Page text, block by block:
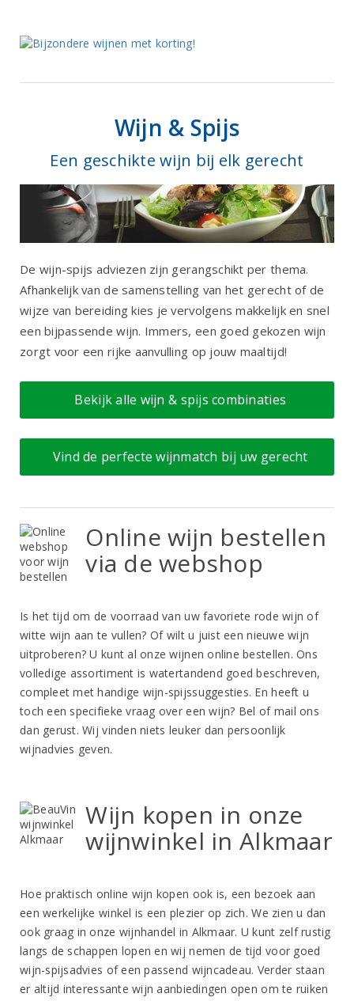
Wijn & Spijs
Een geschikte wijn bij elk gerecht
De wijn-spijs adviezen zijn gerangschikt per thema.
Afhankelijk van de samenstelling van het gerecht of de
wijze van bereiding kies je vervolgens makkelijk en snel
een bijpassende wijn. Immers, een goed gekozen wijn
zorgt voor een rijke aanvulling op jouw maaltijd!
Bekijk alle wijn & spijs combinaties
Vind de perfecte wijnmatch bij uw gerecht
Online wijn bestellen
via de webshop
Is het tijd om de voorraad van uw favoriete rode wijn of
witte wijn aan te vullen? Of wilt u juist een nieuwe wijn
uitproberen? U kunt al onze wijnen online bestellen. Ons
volledige assortiment is watertandend goed beschreven,
compleet met handige wijn-spijssuggesties. En heeft u
toch een specifieke vraag over een wijn? Bel of mail ons
dan gerust. Wij vinden niets leuker dan persoonlijk
wijnadvies geven.
Wijn kopen in onze
wijnwinkel in Alkmaar
Hoe praktisch online wijn kopen ook is, een bezoek aan
een werkelijke winkel is een plezier op zich. We zien u dan
ook graag in onze wijnhandel in Alkmaar. U kunt zelf rustig
langs de schappen lopen en wij nemen de tijd voor goed
wijn-spijsadvies of een passend wijncadeau. Verder staan
er altijd interessante wijn aanbiedingen open om te ruiken